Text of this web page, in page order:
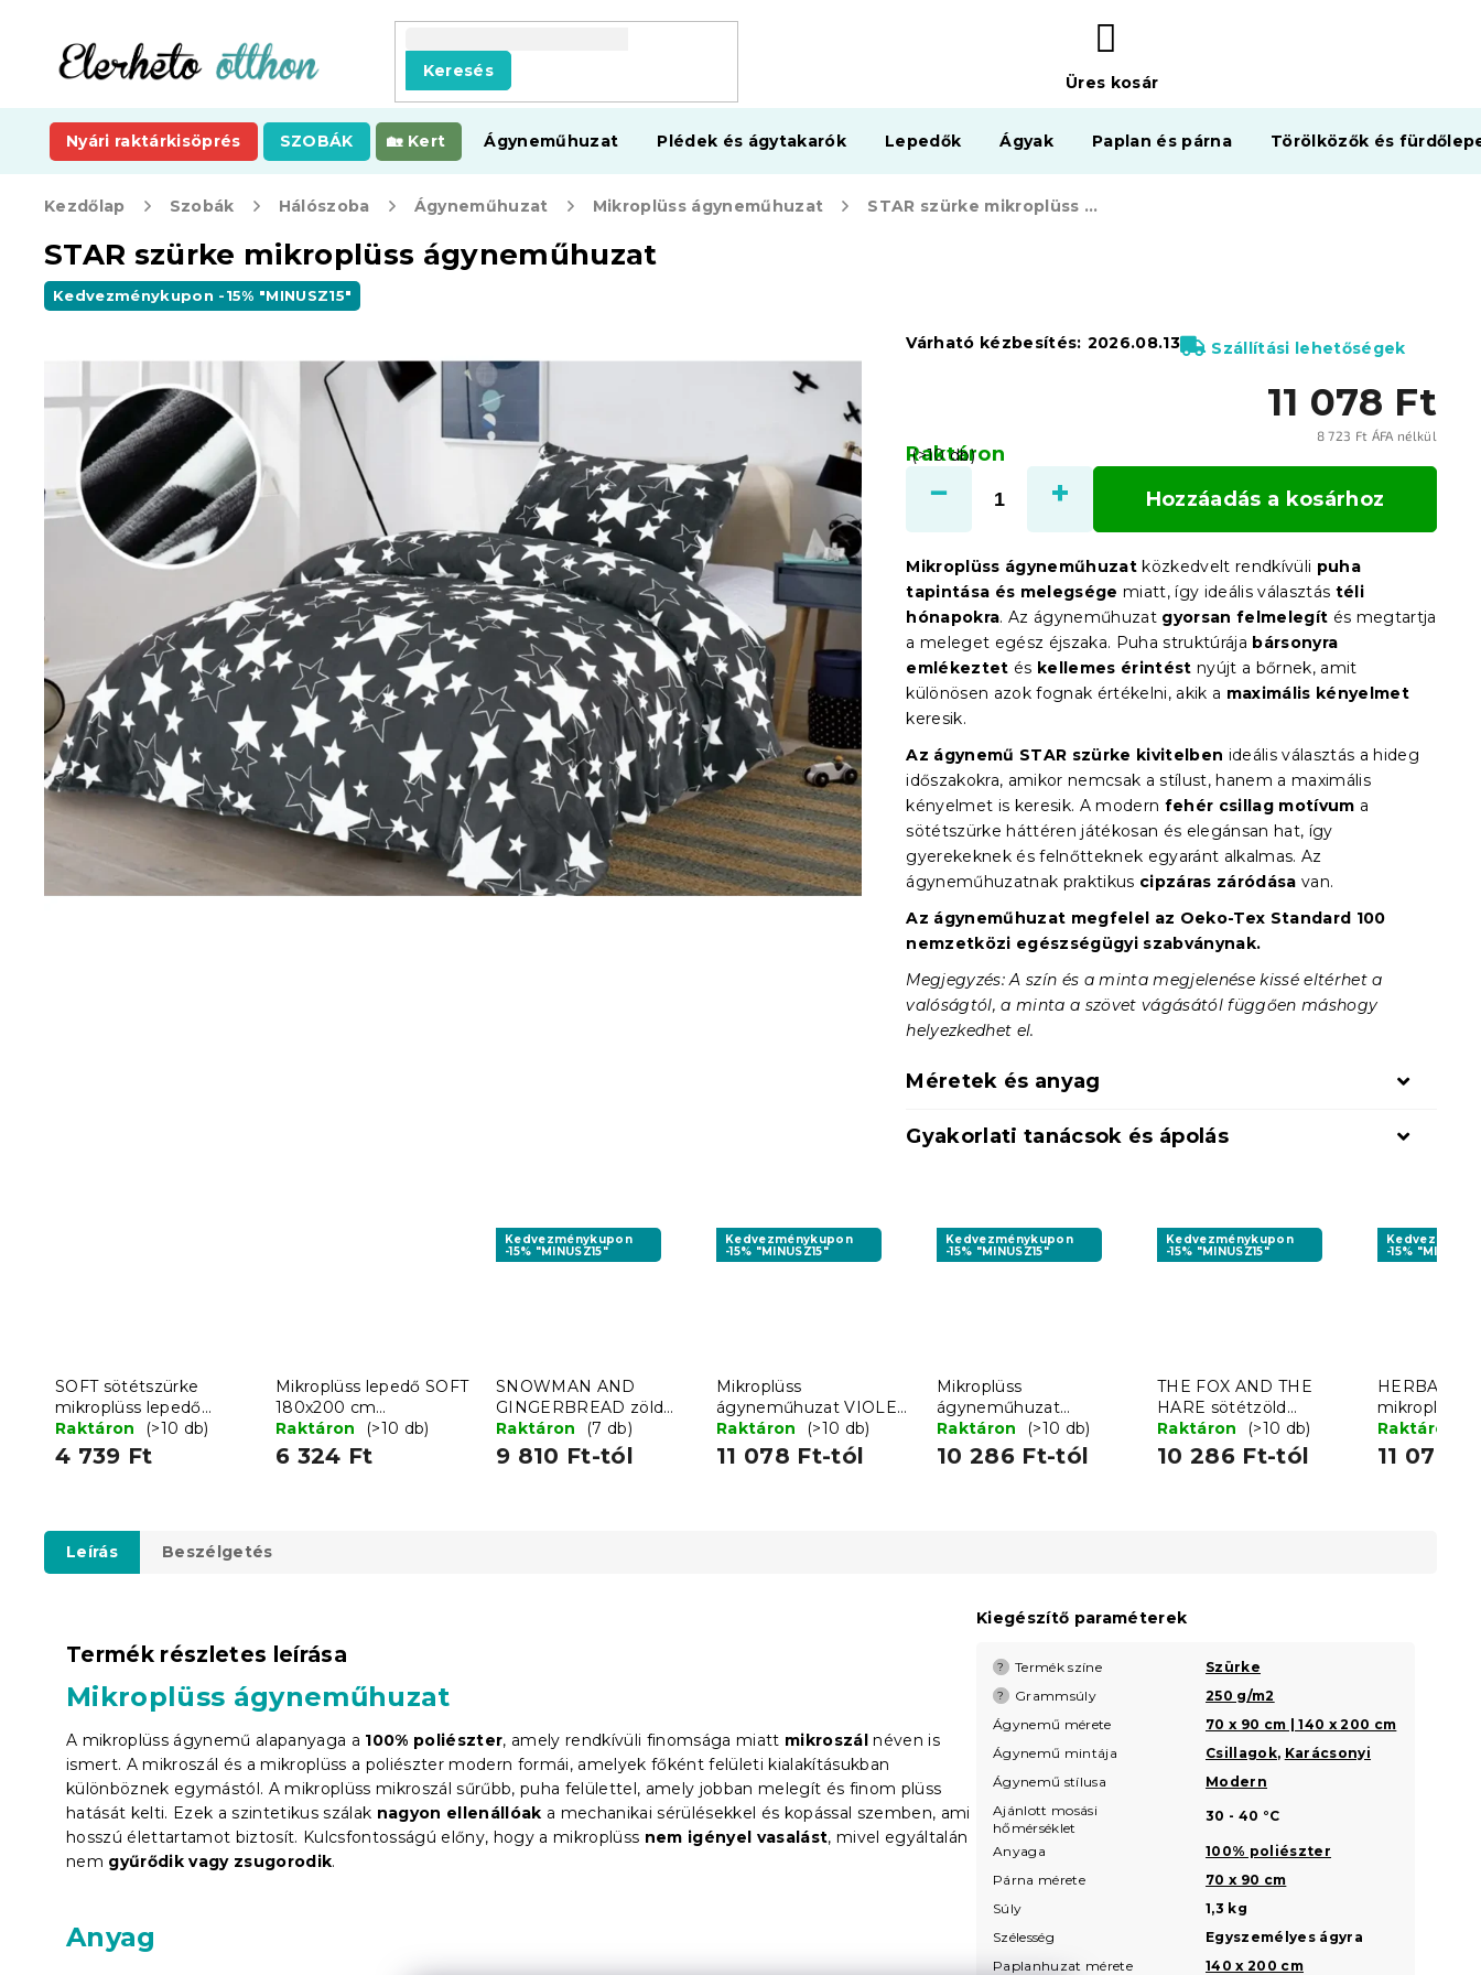
tartalomhoz
Keresés
KOSÁR
Üres kosár
Nyári raktárkisöprés SZOBÁK Kert Ágyneműhuzat Plédek és ágytakarók Lepedők Ágyak Paplan és párna Törölközők és
Kezdőlap Szobák Hálószoba Ágyneműhuzat Mikroplüss ágyneműhuzat STAR szürke mikroplüss ágyneműhuzat
STAR szürke mikroplüss ágyneműhuzat
Kedvezménykupon -15% "MINUSZ15"
11 078 Ft
8 723 Ft ÁFA nélkül
Raktáron
(>10 db)
Várható kézbesítés: 2026.08.13 Szállítási lehetőségek
Hozzáadás a kosárhoz
Mikroplüss ágyneműhuzat közkedvelt rendkívüli puha
tapintása és melegsége miatt, így ideális választás téli
hónapokra. Az ágyneműhuzat gyorsan felmelegít és megtartja
a meleget egész éjszaka. Puha struktúrája bársonyra
emlékeztet és kellemes érintést nyújt a bőrnek, amit
különösen azok fognak értékelni, akik a maximális kényelmet
keresik.
Az ágynemű STAR szürke kivitelben ideális választás a hideg
időszakokra, amikor nemcsak a stílust, hanem a maximális
kényelmet is keresik. A modern fehér csillag motívum a
sötétszürke háttéren játékosan és elegánsan hat, így
gyerekeknek és felnőtteknek egyaránt alkalmas. Az
ágyneműhuzatnak praktikus cipzáras záródása van.
Az ágyneműhuzat megfelel az Oeko-Tex Standard 100
nemzetközi egészségügyi szabványnak.
Megjegyzés: A szín és a minta megjelenése kissé eltérhet a
valóságtól, a minta a szövet vágásától függően máshogy
helyezkedhet el.
Méretek és anyag
Gyakorlati tanácsok és ápolás
SOFT sötétszürke
mikroplüss lepedő
90x200 cm
Raktáron (>10 db)
4 739 Ft
Mikroplüss lepedő SOFT
180x200 cm
sötétszürke
Raktáron (>10 db)
6 324 Ft
Kedvezménykupon
-15% "MINUSZ15"
SNOWMAN AND
GINGERBREAD zöld
mikroplüss
ágyneműhuzat
Raktáron (7 db)
9 810 Ft-tól
Kedvezménykupon
-15% "MINUSZ15"
Mikroplüss
ágyneműhuzat VIOLET
BUTTERFLY sötétkék
Raktáron (>10 db)
11 078 Ft-tól
Kedvezménykupon
-15% "MINUSZ15"
Mikroplüss
ágyneműhuzat
COLORED CATS
krémszínű
Raktáron (>10 db)
10 286 Ft-tól
Kedvezménykupon
-15% "MINUSZ15"
THE FOX AND THE
HARE sötétzöld
mikroplüss
ágyneműhuzat
Raktáron (>10 db)
10 286 Ft-tól
-15%
HERBAR
mikroplüss
Raktáron
11 078
Leírás Beszélgetés
Termék részletes leírása
Mikroplüss ágyneműhuzat
A mikroplüss ágynemű alapanyaga a 100% poliészter, amely rendkívüli finomsága miatt mikroszál néven is
ismert. A mikroszál és a mikroplüss a poliészter modern formái, amelyek főként felületi kialakításukban
különböznek egymástól. A mikroplüss mikroszál sűrűbb, puha felülettel, amely jobban melegít és finom plüss
hatását kelti. Ezek a szintetikus szálak nagyon ellenállóak a mechanikai sérülésekkel és kopással szemben, ami
hosszú élettartamot biztosít. Kulcsfontosságú előny, hogy a mikroplüss nem igényel vasalást, mivel egyáltalán
nem gyűrődik vagy zsugorodik.
Anyag
Kiegészítő paraméterek
? Termék színe Szürke
? Grammsúly
250 g/m2
Ágynemű mérete
70 x 90 cm | 140 x 200 cm
Ágynemű mintája
Csillagok, Karácsonyi
Ágynemű stílusa
Modern
Ajánlott mosási
hőmérséklet
30 - 40 °C
Anyaga
100% poliészter
Párna mérete
70 x 90 cm
Súly
1,3 kg
Szélesség
Egyszemélyes ágyra
Paplanhuzat mérete
140 x 200 cm